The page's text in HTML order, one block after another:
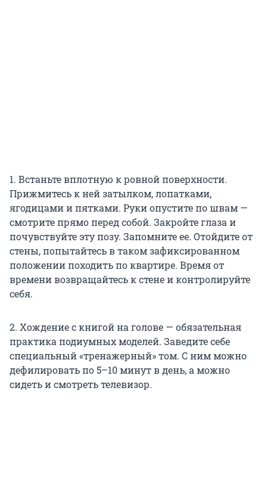
1. Встаньте вплотную к ровной поверхности.
Прижмитесь к ней затылком, лопатками,
ягодицами и пятками. Руки опустите по швам —
смотрите прямо перед собой. Закройте глаза и
почувствуйте эту позу. Запомните ее. Отойдите от
стены, попытайтесь в таком зафиксированном
положении походить по квартире. Время от
времени возвращайтесь к стене и контролируйте
себя.
2. Хождение с книгой на голове — обязательная
практика подиумных моделей. Заведите себе
специальный «тренажерный» том. С ним можно
дефилировать по 5–10 минут в день, а можно
сидеть и смотреть телевизор.